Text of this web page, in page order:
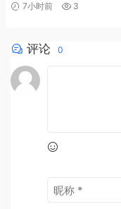
7小时前 3
评论 0